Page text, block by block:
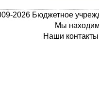
2026 Бюджетное
Мы
Наши